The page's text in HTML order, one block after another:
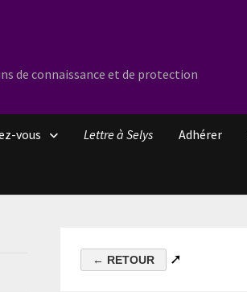
de connaissance et de protection
vous Lettre à Selys Adhérer
➚